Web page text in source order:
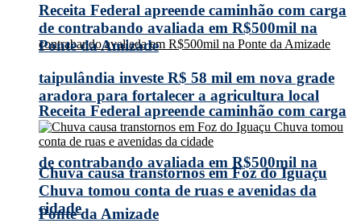
Receita Federal apreende caminhão com carga
de contrabando avaliada em R$500mil na
Ponte da Amizade
Receita Federal apreende caminhão com carga
de contrabando avaliada em R$500mil na
Ponte da Amizade
taipulândia investe R$ 58 mil em nova grade
aradora para fortalecer a agricultura local
Chuva causa transtornos em Foz do Iguaçu
Chuva tomou conta de ruas e avenidas da
cidade